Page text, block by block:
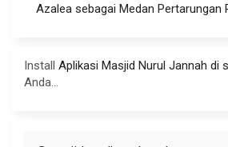
Azalea sebagai Medan Pertarungan
Install Aplikasi Masjid Nurul Jannah di
Anda...